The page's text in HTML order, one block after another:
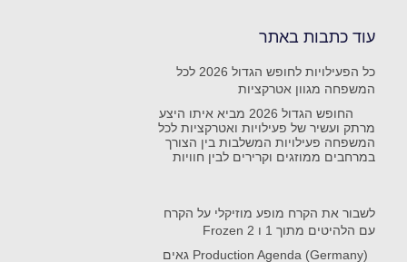
עוד כתבות באתר
כל הפעילויות לחופש הגדול 2026 לכל
המשפחה מגוון אטרקציות
החופש הגדול 2026 מביא איתו היצע
מרתק ועשיר של פעילויות ואטרקציות לכל
המשפחה פעילויות המשלבות בין הצורך
במרחבים ממוזגים וקרירים לבין חוויות
לשבור את הקרח מופע מוזיקלי על הקרח
עם הלהיטים מתוך 1 ו Frozen 2
Production Agenda (Germany) גאים